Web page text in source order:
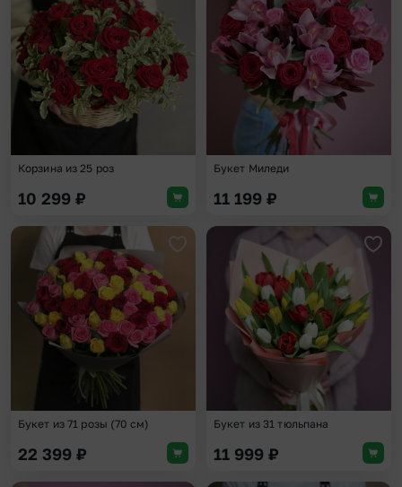
Добавить в избранное
Корзина из 25 роз
10 299 ₽
Букет Миледи
11 199 ₽
Добавить в избранное
Букет из 71 розы (70 см)
22 399 ₽
Букет из 31 тюльпана
11 999 ₽